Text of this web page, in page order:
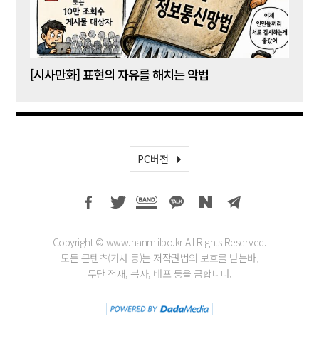
[시사만화] 표현의 자유를 해치는 악법
PC버전
Copyright © www.hanmiilbo.kr All Rights Reserved.
모든 콘텐츠(기사 등)는 저작권법의 보호를 받는바,
무단 전재, 복사, 배포 등을 금합니다.